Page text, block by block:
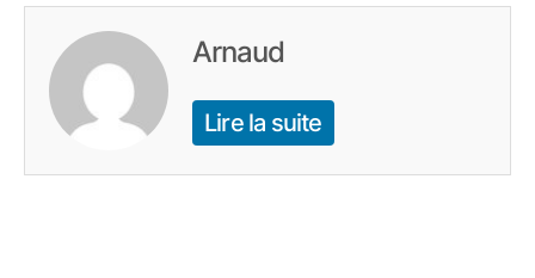
Arnaud
Lire la suite